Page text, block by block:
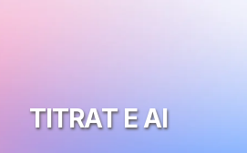
TITRAT E AI